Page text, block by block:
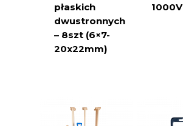
płaskich
dwustronnych
– 8szt (6×7-
20x22mm)
1000V